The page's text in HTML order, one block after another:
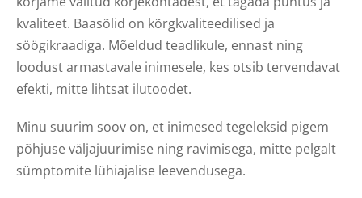
kvaliteet. Baasõlid on kõrgkvaliteedilised ja
söögikraadiga. Mõeldud teadlikule, ennast ning
loodust armastavale inimesele, kes otsib tervendavat
efekti, mitte lihtsat ilutoodet.
Minu suurim soov on, et inimesed tegeleksid pigem
põhjuse väljajuurimise ning ravimisega, mitte pelgalt
sümptomite lühiajalise leevendusega.